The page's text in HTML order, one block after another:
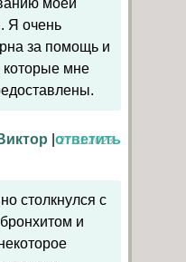
моей
Я очень
за помощь и
которые мне
|27.11.2023
ответить
столкнулся с
и